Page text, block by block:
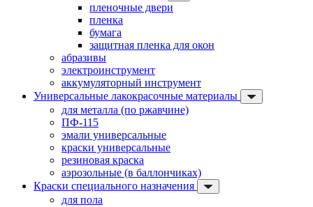
пленочные двери
пленка
бумага
защитная пленка для окон
абразивы
электроинструмент
аккумуляторный инструмент
Универсальные лакокрасочные материалы
для металла (по ржавчине)
ПФ-115
эмали универсальные
краски универсальные
резиновая краска
аэрозольные (в баллончиках)
Краски специального назначения
для пола